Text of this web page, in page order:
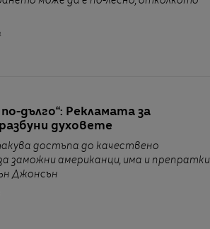
дълго“: Рекламата за
духовете
достъпа до качествено
заможни американци, има и препратки
Джонсън